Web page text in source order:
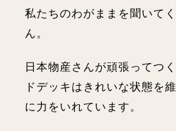
私たちのわがままを聞いて
ん。
日本物産さんが頑張ってつ
ドデッキはきれいな状態を
に力をいれています。